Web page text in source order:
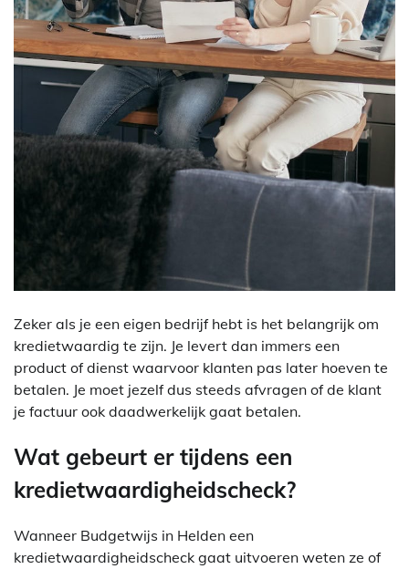
Zeker als je een eigen bedrijf hebt is het belangrijk om
kredietwaardig te zijn. Je levert dan immers een
product of dienst waarvoor klanten pas later hoeven te
betalen. Je moet jezelf dus steeds afvragen of de klant
je factuur ook daadwerkelijk gaat betalen.
Wat gebeurt er tijdens een
kredietwaardigheidscheck?
Wanneer Budgetwijs in Helden een
kredietwaardigheidscheck gaat uitvoeren weten ze of